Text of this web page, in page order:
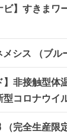
ビ】すきま
シス （ブル
】非接触型
型コロナウイ
完全生産限